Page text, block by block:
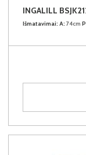
INGALILL
Išmatavimai: A: 74cm